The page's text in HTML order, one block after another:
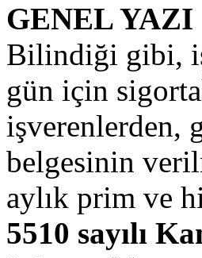
GENEL YAZI
Bilindiği gibi, iş
gün için
işverenlerden,
belgesinin
aylık prim ve
5510 sayılı